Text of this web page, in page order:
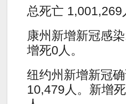
总死亡 1,001,269
康州新增新冠感
增死0人。
纽约州新增新冠
10,479人。新增